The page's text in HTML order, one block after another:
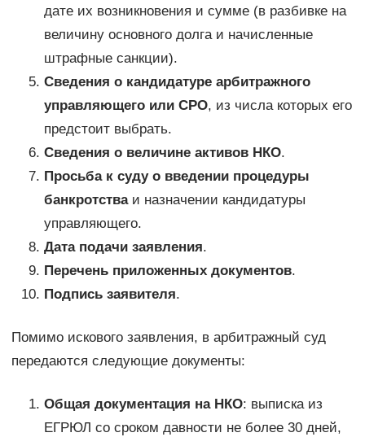
дате их возникновения и сумме (в разбивке на
величину основного долга и начисленные
штрафные санкции).
Сведения о кандидатуре арбитражного
управляющего или СРО, из числа которых его
предстоит выбрать.
Сведения о величине активов НКО.
Просьба к суду о введении процедуры
банкротстваи назначении кандидатуры
управляющего.
Дата подачи заявления.
Перечень приложенных документов.
Подпись заявителя.
Помимо искового заявления, в арбитражный суд
передаются следующие документы:
Общая документация на НКО: выписка из
ЕГРЮЛ со сроком давности не более 30 дней,